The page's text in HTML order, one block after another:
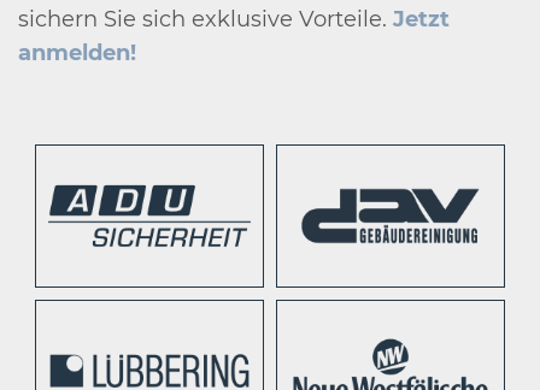
sichern Sie sich exklusive Vorteile. Jetzt
anmelden!